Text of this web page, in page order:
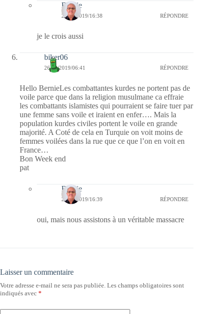
Bernie
26/10/2019/16:38 RÉPONDRE
je le crois aussi
biker06
26/10/2019/06:41 RÉPONDRE
Hello BernieLes combattantes kurdes ne portent pas de
voile parce que dans la religion musulmane ca effraie
les combattants islamistes qui pourraient se faire tuer par
une femme sans voile et iraient en enfer…. Mais la
population kurdes civiles portent le voile en grande
majorité. A Coté de cela en Turquie on voit moins de
femmes voilées dans la rue que ce que l’on en voit en
France…
Bon Week end
pat
Bernie
26/10/2019/16:39 RÉPONDRE
oui, mais nous assistons à un véritable massacre
Laisser un commentaire
Votre adresse e-mail ne sera pas publiée. Les champs obligatoires sont
indiqués avec *